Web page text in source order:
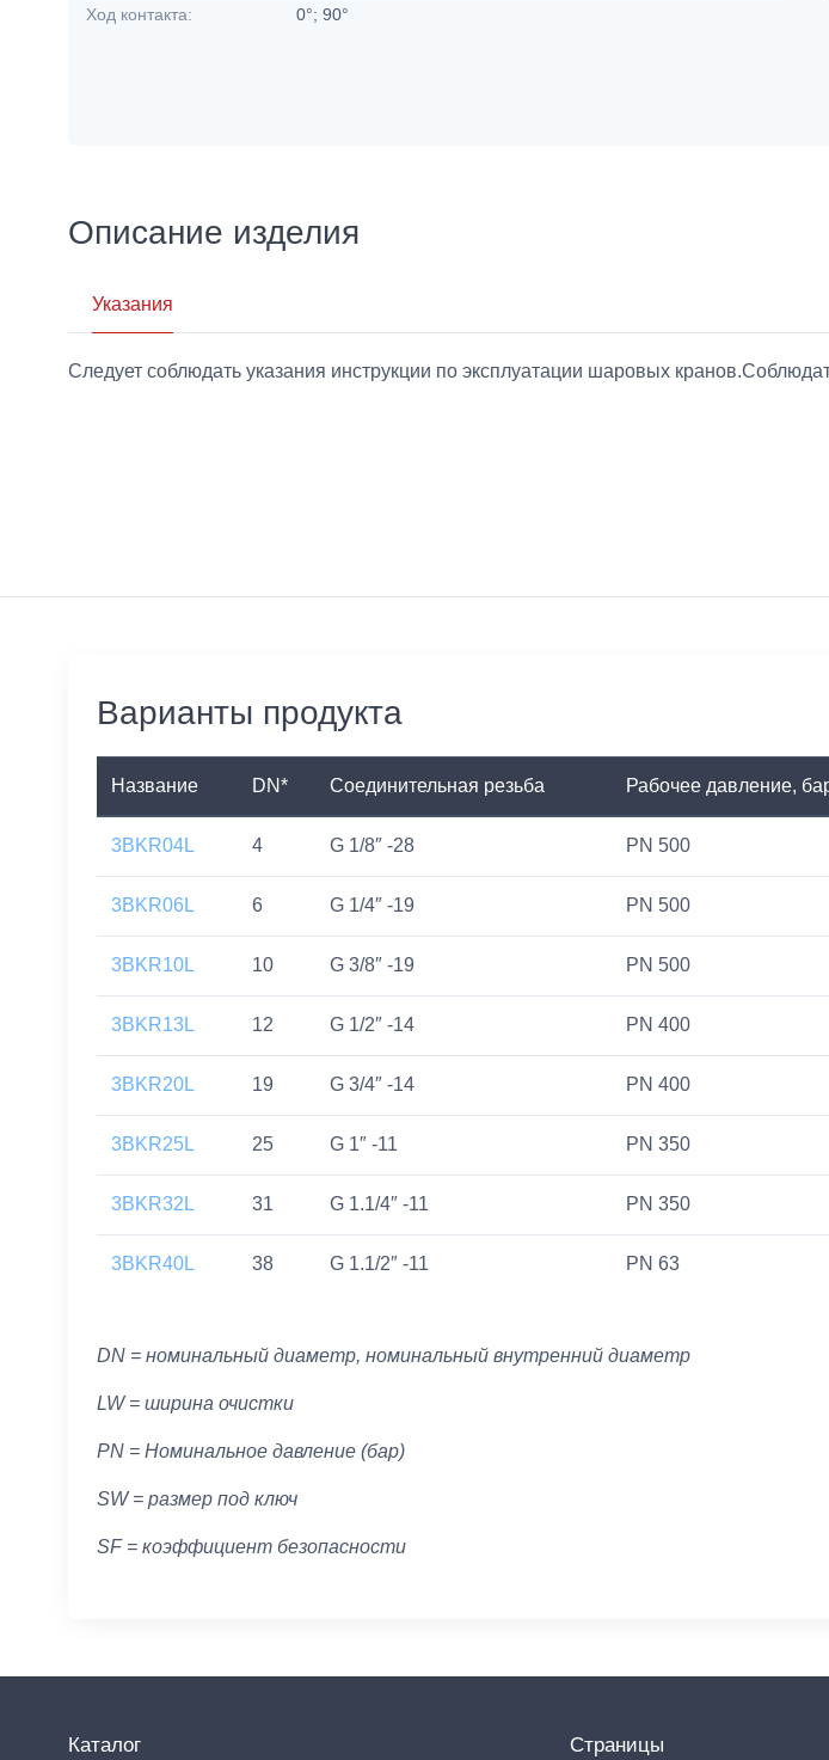
Ход контакта: 0°; 90°
Описание изделия
Указания
Следует соблюдать указания инструкции по эксплуатации шаровых
Варианты продукта
Название DN* Соединительная резьба Рабочее давление,
3BKR04L 4 G 1/8″ -28 PN 500
3BKR06L 6 G 1/4″ -19 PN 500
3BKR10L 10 G 3/8″ -19 PN 500
3BKR13L 12 G 1/2″ -14 PN 400
3BKR20L 19 G 3/4″ -14 PN 400
3BKR25L 25 G 1″ -11 PN 350
3BKR32L 31 G 1.1/4″ -11 PN 350
3BKR40L 38 G 1.1/2″ -11 PN 63
DN = номинальный диаметр, номинальный внутренний диаметр
LW = ширина очистки
PN = Номинальное давление (бар)
SW = размер под ключ
SF = коэффициент безопасности
Каталог Страницы